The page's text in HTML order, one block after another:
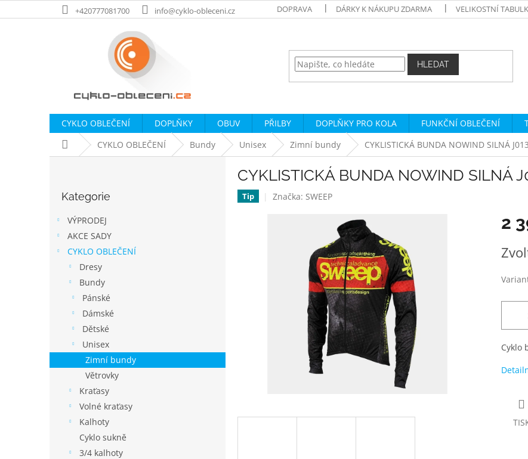
na
+420777081700 info@cyklo-obleceni.cz DOPRAVA DÁRKY K NÁKUPU ZDARMA VELIKOSTNÍ
HLEDAT
CYKLO OBLEČENÍ DOPLŇKY OBUV PŘILBY DOPLŇKY PRO KOLA FUNKČNÍ OBLEČENÍ
Domů CYKLO OBLEČENÍ Bundy Unisex Zimní bundy CYKLISTICKÁ BUNDA NOWIND SILNÁ
kategorie
Kategorie
VÝPRODEJ
AKCE SADY
CYKLO OBLEČENÍ
Dresy
Bundy
Pánské
Dámské
Dětské
Unisex
Zimní bundy
Větrovky
Kraťasy
Volné kraťasy
Kalhoty
Cyklo sukně
3/4 kalhoty
CYKLISTICKÁ BUNDA NOWIND
Tip Značka: SWEEP
2
cena:
Cyklo